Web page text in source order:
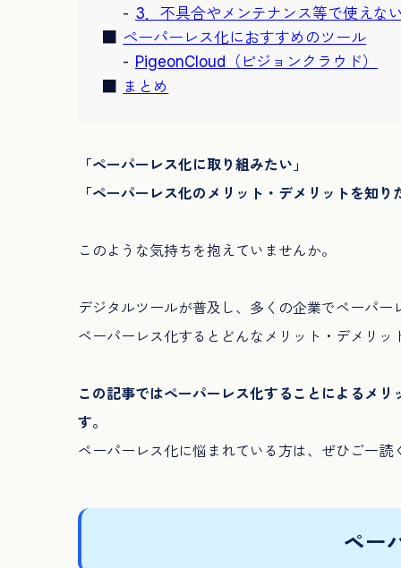
3．不具合やメンテナンス等で使えな
ペーパーレス化におすすめのツール
PigeonCloud（ピジョンクラウド）
まとめ
「ペーパーレス化に取り組みたい」
「ペーパーレス化のメリット・デメリットを知り
このような気持ちを抱えていませんか。
デジタルツールが普及し、多くの企業でペーパー
ペーパーレス化するとどんなメリット・デメリッ
この記事ではペーパーレス化することによるメ
す。
ペーパーレス化に悩まれている方は、ぜひご一読
ペー